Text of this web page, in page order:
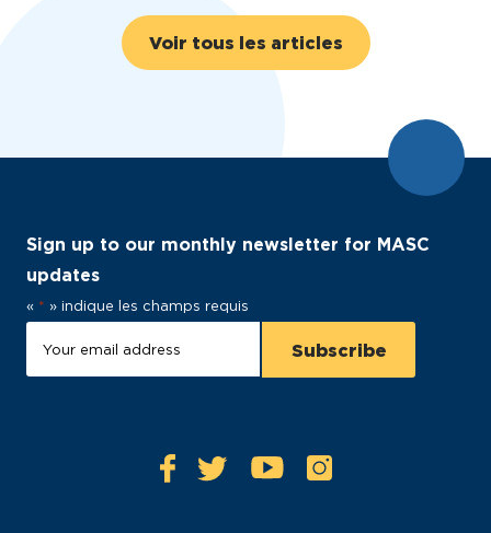
Voir tous les articles
Sign up to our monthly newsletter for MASC
updates
« * » indique les champs requis